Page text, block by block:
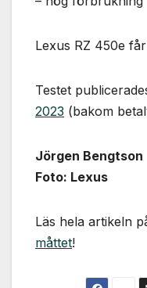
Lexus RZ 450e
Testet
2023 (bakom
Jörgen Bengtson
Foto: Lexus
Läs hela artikeln
måttet!